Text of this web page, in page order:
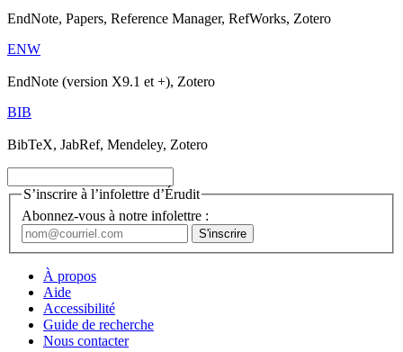
EndNote, Papers, Reference Manager, RefWorks, Zotero
ENW
EndNote (version X9.1 et +), Zotero
BIB
BibTeX, JabRef, Mendeley, Zotero
S’inscrire à l’infolettre d’Érudit
Abonnez-vous à notre infolettre :
À propos
Aide
Accessibilité
Guide de recherche
Nous contacter